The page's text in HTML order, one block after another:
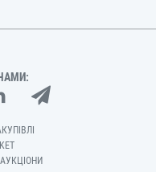
АУКЦІОНИ